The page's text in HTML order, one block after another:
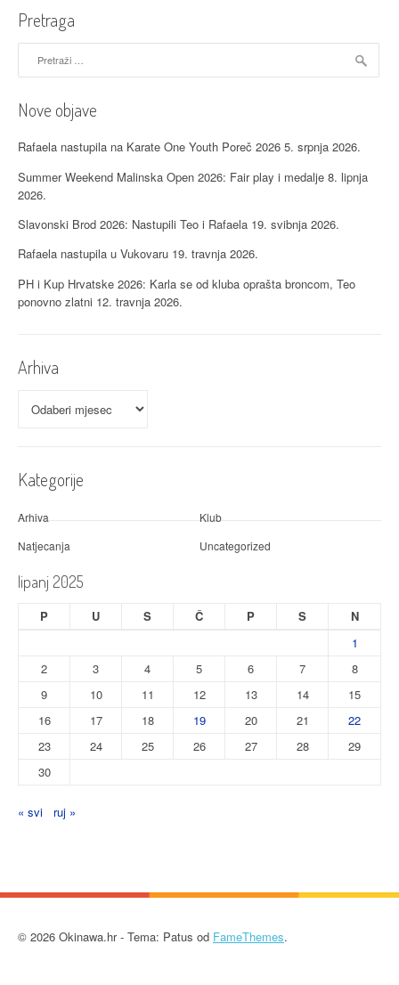
a
c
i
j
a
o
b
j
a
v
Pretraga
Nove objave
Rafaela nastupila na Karate One Youth Poreč 2026 5. srpnja 2026.
Summer Weekend Malinska Open 2026: Fair play i medalje 8. lipnja
2026.
Slavonski Brod 2026: Nastupili Teo i Rafaela 19. svibnja 2026.
Rafaela nastupila u Vukovaru 19. travnja 2026.
PH i Kup Hrvatske 2026: Karla se od kluba oprašta broncom, Teo
ponovno zlatni 12. travnja 2026.
Arhiva
Kategorije
Arhiva
Klub
Natjecanja
Uncategorized
lipanj 2025
P U S Č P S
N
1
2
3 4 5 6 7
8
9
10 11 12 13 14
15
16
17 18 19 20 21
22
23
24 25 26 27 28
29
30
« svi ruj »
© 2026 Okinawa.hr - Tema: Patus od FameThemes.